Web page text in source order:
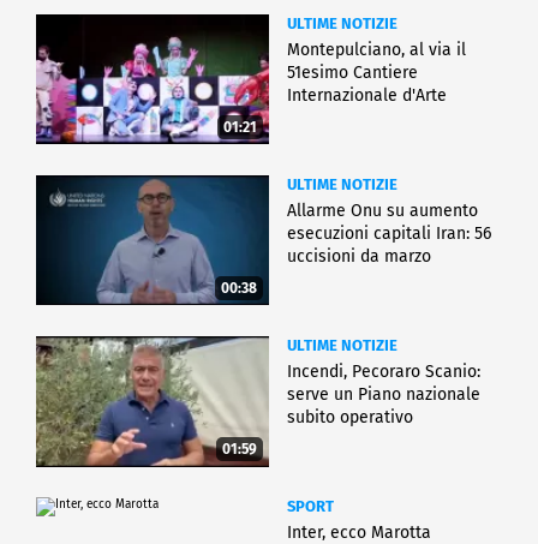
01:21
ULTIME NOTIZIE
Montepulciano, al via il
51esimo Cantiere
Internazionale d'Arte
00:38
ULTIME NOTIZIE
Allarme Onu su aumento
esecuzioni capitali Iran: 56
uccisioni da marzo
01:59
ULTIME NOTIZIE
Incendi, Pecoraro Scanio:
serve un Piano nazionale
subito operativo
SPORT
Inter, ecco Marotta